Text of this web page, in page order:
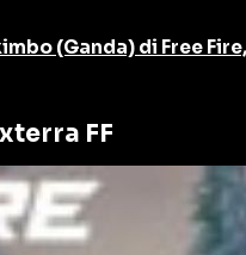
(Ganda) di Free
FF